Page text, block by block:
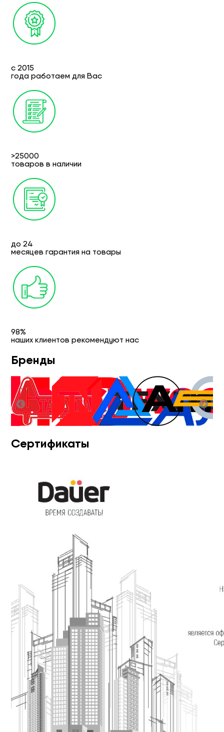
с 2015
года работаем для Вас
>25000
товаров в наличии
до 24
месяцев гарантия на товары
98%
наших клиентов рекомендуют нас
Бренды
Сертификаты